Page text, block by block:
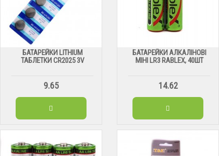
БАТАРЕЙКИ LITHIUM
ТАБЛЕТКИ CR2025 3V
9.65
БАТАРЕЙКИ АЛКАЛІНОВІ
МІНІ LR3 RABLEX, 40ШТ
14.62